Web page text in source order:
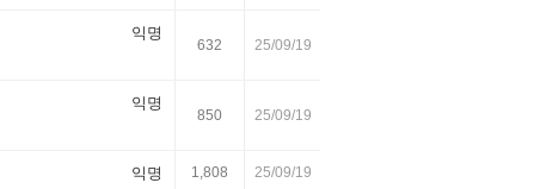
익명
632 25/09/19
익명
850 25/09/19
익명 1,808 25/09/19